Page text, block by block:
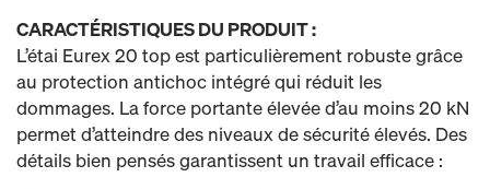
CARACTÉRISTIQUES DU PRODUIT :
L’étai Eurex 20 top est particulièrement robuste grâce
au protection antichoc intégré qui réduit les
dommages. La force portante élevée d’au moins 20 kN
permet d’atteindre des niveaux de sécurité élevés. Des
détails bien pensés garantissent un travail efficace :